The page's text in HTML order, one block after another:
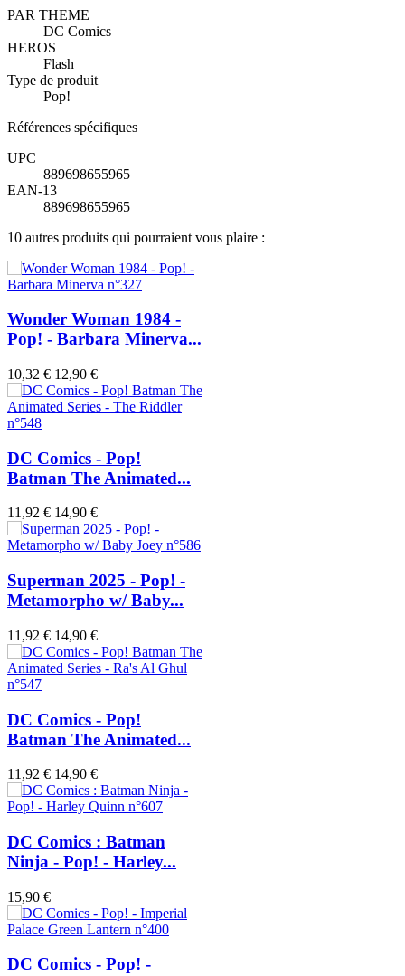
PAR THEME
DC Comics
HEROS
Flash
Type de produit
Pop!
Références spécifiques
UPC
889698655965
EAN-13
889698655965
10 autres produits qui pourraient vous plaire :
Wonder Woman 1984 -
Pop! - Barbara Minerva...
10,32 € 12,90 €
DC Comics - Pop!
Batman The Animated...
11,92 € 14,90 €
Superman 2025 - Pop! -
Metamorpho w/ Baby...
11,92 € 14,90 €
DC Comics - Pop!
Batman The Animated...
11,92 € 14,90 €
DC Comics : Batman
Ninja - Pop! - Harley...
15,90 €
DC Comics - Pop! -